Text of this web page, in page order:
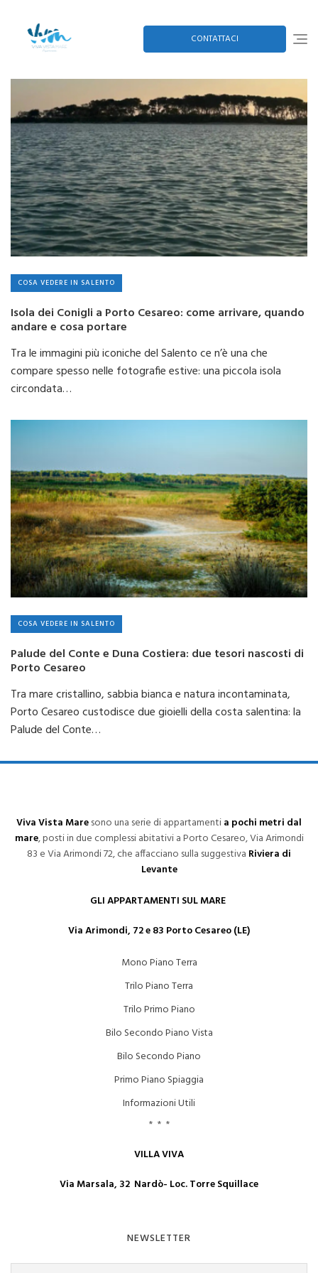
content
CONTATTACI
COSA VEDERE IN SALENTO
Isola dei Conigli a Porto Cesareo: come arrivare, quando
andare e cosa portare
Tra le immagini più iconiche del Salento ce n’è una che
compare spesso nelle fotografie estive: una piccola isola
circondata…
COSA VEDERE IN SALENTO
Palude del Conte e Duna Costiera: due tesori nascosti di
Porto Cesareo
Tra mare cristallino, sabbia bianca e natura incontaminata,
Porto Cesareo custodisce due gioielli della costa salentina: la
Palude del Conte…
Viva Vista Maresono una serie di appartamentia pochi metri dal
mare, posti in due complessi abitativi a Porto Cesareo, Via Arimondi
83 e Via Arimondi 72, che affacciano sulla suggestiva Riviera di
Levante
GLI APPARTAMENTI SUL MARE
Via Arimondi, 72 e 83 Porto Cesareo (LE)
Mono Piano Terra
Trilo Piano Terra
Trilo Primo Piano
Bilo Secondo Piano Vista
Bilo Secondo Piano
Primo Piano Spiaggia
Informazioni Utili
* * *
VILLA VIVA
Via Marsala, 32 Nardò- Loc. Torre Squillace
NEWSLETTER